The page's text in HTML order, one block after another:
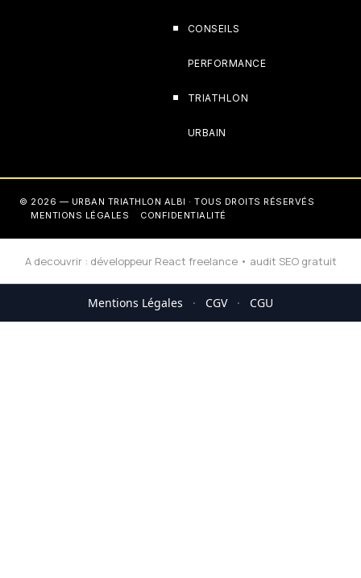
CONSEILS
PERFORMANCE
TRIATHLON
URBAIN
© 2026 — URBAN TRIATHLON ALBI · TOUS DROITS RÉSERVÉS
MENTIONS LÉGALES
CONFIDENTIALITÉ
A decouvrir : développeur React freelance• audit SEO gratuit
Mentions Légales · CGV · CGU